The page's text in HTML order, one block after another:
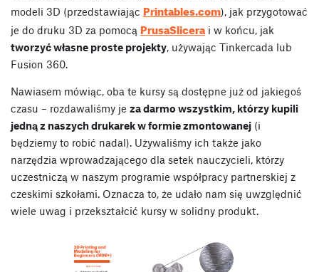
modeli 3D (przedstawiając Printables.com), jak przygotować
je do druku 3D za pomocą PrusaSlicerai w końcu, jak
tworzyć własne proste projekty, używając Tinkercada lub
Fusion 360.
Nawiasem mówiąc, oba te kursy są dostępne już od jakiegoś
czasu – rozdawaliśmy je za darmo wszystkim, którzy kupili
jedną z naszych drukarek w formie zmontowanej (i
będziemy to robić nadal). Używaliśmy ich także jako
narzędzia wprowadzającego dla setek nauczycieli, którzy
uczestniczą w naszym programie współpracy partnerskiej z
czeskimi szkołami. Oznacza to, że udało nam się uwzględnić
wiele uwag i przekształcić kursy w solidny produkt.